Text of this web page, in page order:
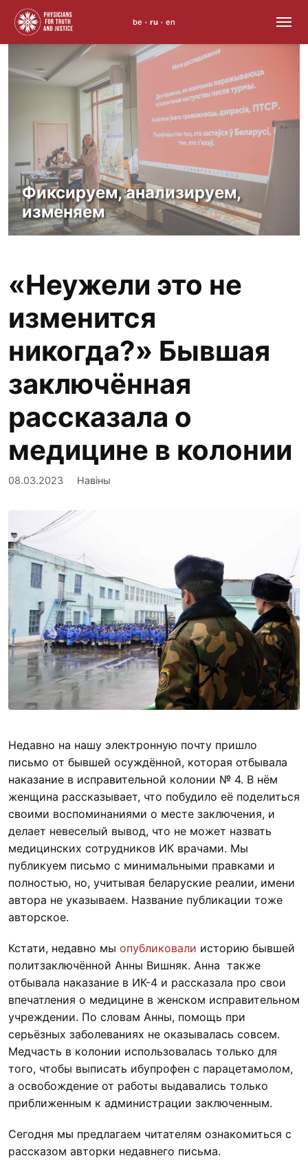
to
content
be • ru • en
Фиксируем, анализируем,
изменяем
«Неужели это не
изменится
никогда?» Бывшая
заключённая
рассказала о
медицине в колонии
08.03.2023 Навіны
Недавно на нашу электронную почту пришло
письмо от бывшей осуждённой, которая отбывала
наказание в исправительной колонии № 4. В нём
женщина рассказывает, что побудило её поделиться
своими воспоминаниями о месте заключения, и
делает невеселый вывод, что не может назвать
медицинских сотрудников ИК врачами. Мы
публикуем письмо с минимальными правками и
полностью, но, учитывая беларуские реалии, имени
автора не указываем. Название публикации тоже
авторское.
Кстати, недавно мы опубликовали историю бывшей
политзаключённой Анны Вишняк. Анна также
отбывала наказание в ИК-4 и рассказала про свои
впечатления о медицине в женском исправительном
учреждении. По словам Анны, помощь при
серьёзных заболеваниях не оказывалась совсем.
Медчасть в колонии использовалась только для
того, чтобы выписать ибупрофен с парацетамолом,
а освобождение от работы выдавались только
приближенным к администрации заключенным.
Сегодня мы предлагаем читателям ознакомиться с
рассказом авторки недавнего письма.